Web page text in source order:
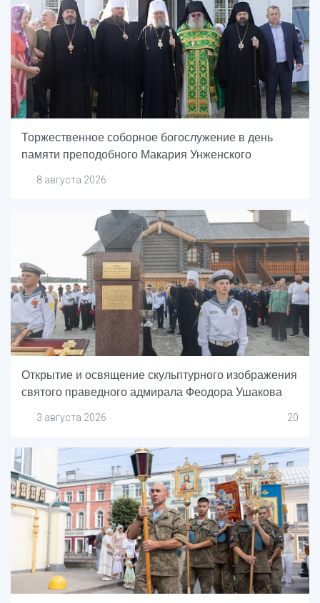
Торжественное соборное богослужение в день
памяти преподобного Макария Унженского
8 августа 2026
Открытие и освящение скульптурного изображения
святого праведного адмирала Феодора Ушакова
3 августа 2026 20